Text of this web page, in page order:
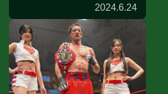
2024.6.24